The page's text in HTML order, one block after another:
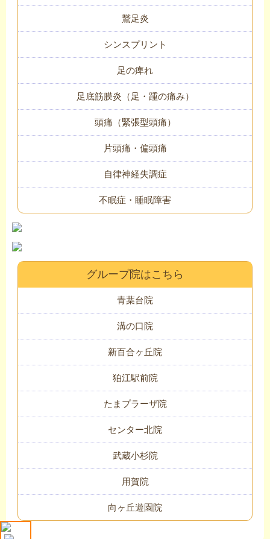
鵞足炎
シンスプリント
足の痺れ
足底筋膜炎（足・踵の痛み）
頭痛（緊張型頭痛）
片頭痛・偏頭痛
自律神経失調症
不眠症・睡眠障害
グループ院はこちら
青葉台院
溝の口院
新百合ヶ丘院
狛江駅前院
たまプラーザ院
センター北院
武蔵小杉院
用賀院
向ヶ丘遊園院